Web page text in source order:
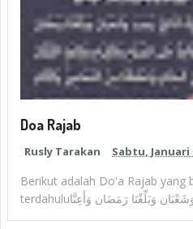
Doa Rajab
Rusly Tarakan Sabtu, Januari
Berikut adalah Do'a Rajab yang